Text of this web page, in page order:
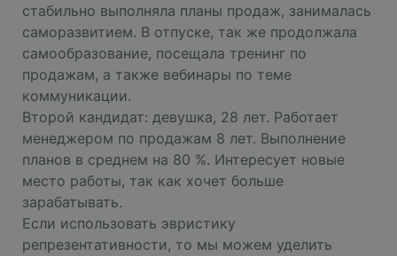
стабильно выполняла планы продаж, занималась
саморазвитием. В отпуске, так же продолжала
самообразование, посещала тренинг по
продажам, а также вебинары по теме
коммуникации.
Второй кандидат: девушка, 28 лет. Работает
менеджером по продажам 8 лет. Выполнение
планов в среднем на 80 %. Интересует новые
место работы, так как хочет больше
зарабатывать.
Если использовать эвристику
репрезентативности, то мы можем уделить